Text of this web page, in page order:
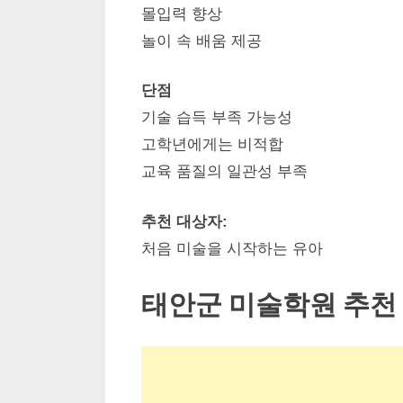
몰입력 향상
놀이 속 배움 제공
단점
기술 습득 부족 가능성
고학년에게는 비적합
교육 품질의 일관성 부족
추천 대상자:
처음 미술을 시작하는 유아
태안군 미술학원 추천